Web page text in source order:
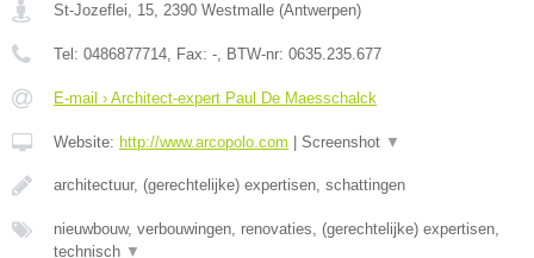
St-Jozeflei, 15, 2390 Westmalle (Antwerpen)
Tel: 0486877714, Fax: -, BTW-nr: 0635.235.677
E-mail › Architect-expert Paul De Maesschalck
Website: http://www.arcopolo.com Screenshot ▼
architectuur, (gerechtelijke) expertisen, schattingen
nieuwbouw, verbouwingen, renovaties, (gerechtelijke) expertisen,
technisch ▼